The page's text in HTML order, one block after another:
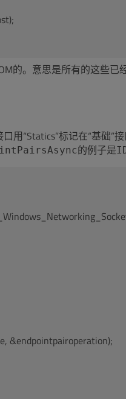
的。意思是所有的这些已
用“Statics”标记在“基础”
的例子是
&endpointpairoperation);